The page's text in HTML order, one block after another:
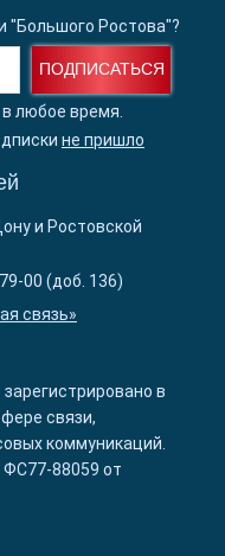
"Большого Ростова"?
ПОДПИСАТЬСЯ
любое время.
не пришло
и Ростовской
00 (доб. 136)
связь»
в
связи,
коммуникаций.
88059 от